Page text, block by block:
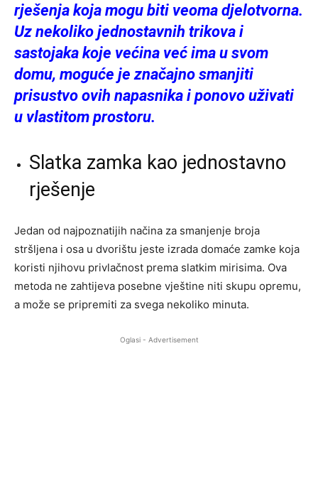
rješenja koja mogu biti veoma djelotvorna.
Uz nekoliko jednostavnih trikova i
sastojaka koje većina već ima u svom
domu, moguće je značajno smanjiti
prisustvo ovih napasnika i ponovo uživati
u vlastitom prostoru.
Slatka zamka kao jednostavno
rješenje
Jedan od najpoznatijih načina za smanjenje broja
stršljena i osa u dvorištu jeste izrada domaće zamke koja
koristi njihovu privlačnost prema slatkim mirisima. Ova
metoda ne zahtijeva posebne vještine niti skupu opremu,
a može se pripremiti za svega nekoliko minuta.
Oglasi - Advertisement